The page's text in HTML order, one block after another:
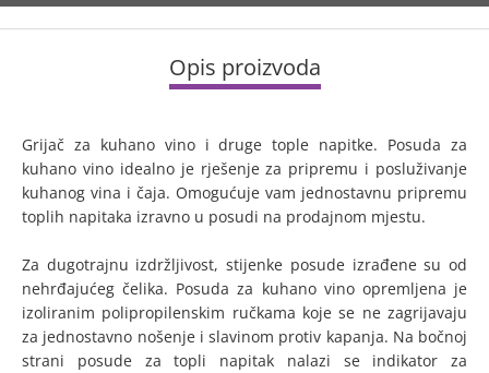
Opis proizvoda
Grijač za kuhano vino i druge tople napitke. Posuda za
kuhano vino idealno je rješenje za pripremu i posluživanje
kuhanog vina i čaja. Omogućuje vam jednostavnu pripremu
toplih napitaka izravno u posudi na prodajnom mjestu.
Za dugotrajnu izdržljivost, stijenke posude izrađene su od
nehrđajućeg čelika. Posuda za kuhano vino opremljena je
izoliranim polipropilenskim ručkama koje se ne zagrijavaju
za jednostavno nošenje i slavinom protiv kapanja. Na bočnoj
strani posude za topli napitak nalazi se indikator za